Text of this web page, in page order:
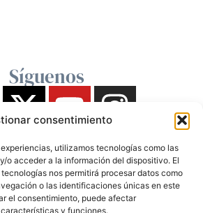
consentimiento
utilizamos tecnologías como las
o acceder a la información del dispositivo. El
nos permitirá procesar datos como
o las identificaciones únicas en este
el consentimiento, puede afectar
y funciones.
Síguenos